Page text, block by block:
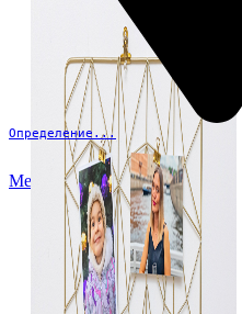
Определение...
Меню